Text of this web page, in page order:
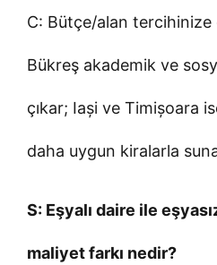
C: Bütçe/alan tercihinize
Bükreş akademik ve
çıkar; Iași ve Timișoara
daha uygun kiralarla
S: Eşyalı daire ile
maliyet farkı nedir?